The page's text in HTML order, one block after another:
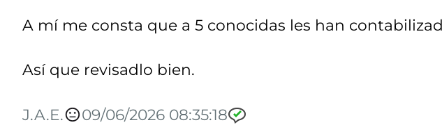
A mí me consta que a 5 conocidas les han
Así que revisadlo bien.
J.A.E. 09/06/2026 08:35:18